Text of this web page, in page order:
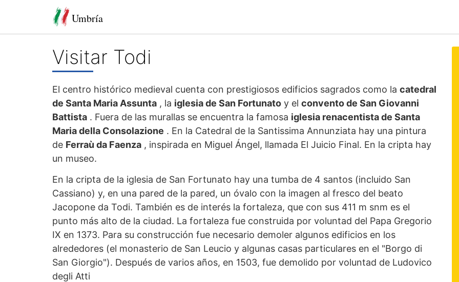
Umbría
Visitar Todi
El centro histórico medieval cuenta con prestigiosos edificios sagrados como la catedral
de Santa Maria Assunta , la iglesia de San Fortunato y el convento de San Giovanni
Battista . Fuera de las murallas se encuentra la famosa iglesia renacentista de Santa
Maria della Consolazione . En la Catedral de la Santissima Annunziata hay una pintura
de Ferraù da Faenza , inspirada en Miguel Ángel, llamada El Juicio Final. En la cripta hay
un museo.
En la cripta de la iglesia de San Fortunato hay una tumba de 4 santos (incluido San
Cassiano) y, en una pared de la pared, un óvalo con la imagen al fresco del beato
Jacopone da Todi. También es de interés la fortaleza, que con sus 411 m snm es el
punto más alto de la ciudad. La fortaleza fue construida por voluntad del Papa Gregorio
IX en 1373. Para su construcción fue necesario demoler algunos edificios en los
alrededores (el monasterio de San Leucio y algunas casas particulares en el "Borgo di
San Giorgio"). Después de varios años, en 1503, fue demolido por voluntad de Ludovico
degli Atti